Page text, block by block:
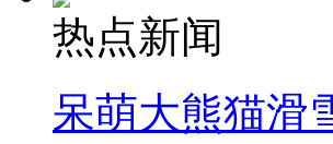
热点新闻
呆萌大熊猫滑